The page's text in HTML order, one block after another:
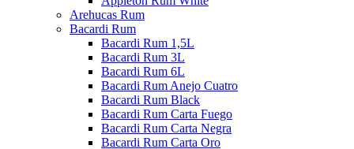
Arehucas Rum
Bacardi Rum
Bacardi Rum 1,5L
Bacardi Rum 3L
Bacardi Rum 6L
Bacardi Rum Anejo Cuatro
Bacardi Rum Black
Bacardi Rum Carta Fuego
Bacardi Rum Carta Negra
Bacardi Rum Carta Oro